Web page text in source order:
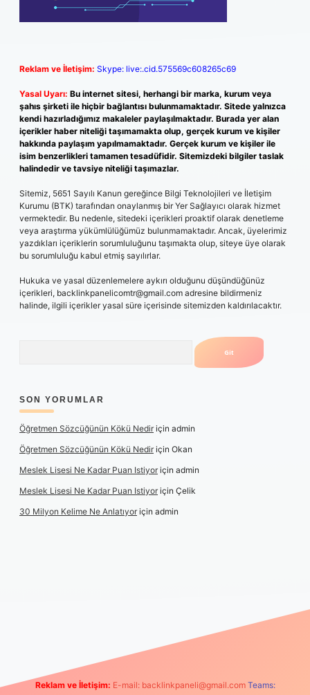
Reklam ve İletişim: Skype: live:.cid.575569c608265c69
Yasal Uyarı: Bu internet sitesi, herhangi bir marka, kurum veya
şahıs şirketi ile hiçbir bağlantısı bulunmamaktadır. Sitede yalnızca
kendi hazırladığımız makaleler paylaşılmaktadır. Burada yer alan
içerikler haber niteliği taşımamakta olup, gerçek kurum ve kişiler
hakkında paylaşım yapılmamaktadır. Gerçek kurum ve kişiler ile
isim benzerlikleri tamamen tesadüfidir. Sitemizdeki bilgiler taslak
halindedir ve tavsiye niteliği taşımazlar.
Sitemiz, 5651 Sayılı Kanun gereğince Bilgi Teknolojileri ve İletişim
Kurumu (BTK) tarafından onaylanmış bir Yer Sağlayıcı olarak hizmet
vermektedir. Bu nedenle, sitedeki içerikleri proaktif olarak denetleme
veya araştırma yükümlülüğümüz bulunmamaktadır. Ancak, üyelerimiz
yazdıkları içeriklerin sorumluluğunu taşımakta olup, siteye üye olarak
bu sorumluluğu kabul etmiş sayılırlar.
Hukuka ve yasal düzenlemelere aykırı olduğunu düşündüğünüz
içerikleri, backlinkpanelicomtr@gmail.com adresine bildirmeniz
halinde, ilgili içerikler yasal süre içerisinde sitemizden kaldırılacaktır.
SON YORUMLAR
Öğretmen Sözcüğünün Kökü Nediriçin admin
Öğretmen Sözcüğünün Kökü Nediriçin Okan
Meslek Lisesi Ne Kadar Puan Istiyoriçin admin
Meslek Lisesi Ne Kadar Puan Istiyoriçin Çelik
30 Milyon Kelime Ne Anlatıyoriçin admin
Reklam ve İletişim: E-mail: backlinkpaneli@gmail.com Teams: